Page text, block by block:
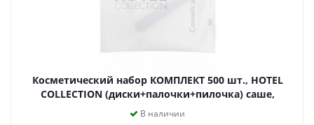
Косметический набор КОМПЛЕКТ 500 шт., HOTEL
COLLECTION (диски+палочки+пилочка) саше,
флоупак, 2000311
В наличии